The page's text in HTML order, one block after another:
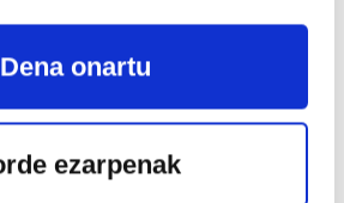
Dena onartu
ezarpenak